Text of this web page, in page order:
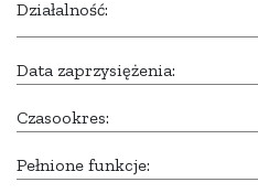
Działalność:
Data zaprzysiężenia:
Czasookres:
Pełnione funkcje: